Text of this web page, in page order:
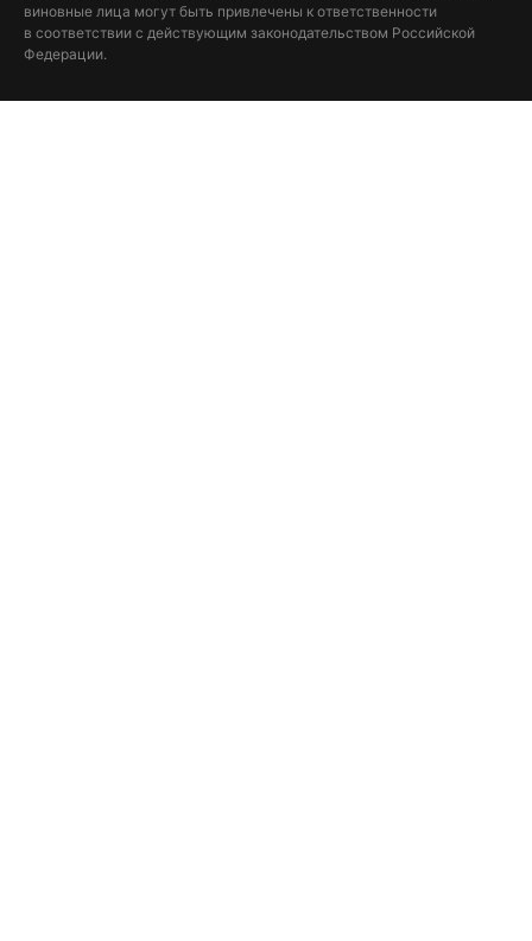
виновные лица могут быть привлечены к ответственности
в соответствии с действующим законодательством Российской
Федерации.